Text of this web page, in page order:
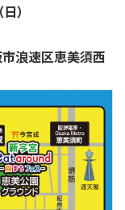
）
浪速区恵美須西